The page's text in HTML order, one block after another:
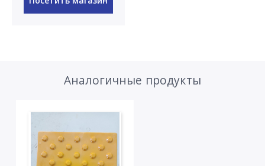
Аналогичные продукты